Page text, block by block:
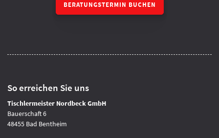
BERATUNGSTERMIN BUCHEN
So erreichen Sie uns
Tischlermeister Nordbeck GmbH
Bauerschaft 6
48455 Bad Bentheim